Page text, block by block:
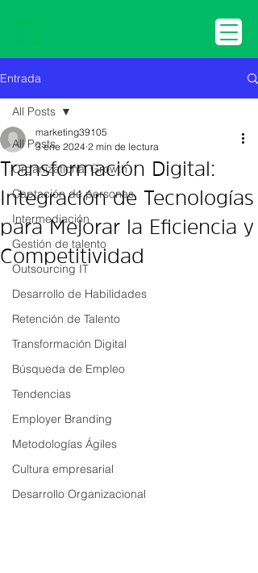
Entrada
All Posts
Organizational Growth
Captación de personas
Intermediación
Gestión de talento
Outsourcing IT
Desarrollo de Habilidades
Retención de Talento
Transformación Digital
Búsqueda de Empleo
Tendencias
Employer Branding
Metodologías Ágiles
Cultura empresarial
Desarrollo Organizacional
All Posts
Transformación Digital:
Integración de Tecnologías
para Mejorar la Eficiencia y
Competitividad
marketing39105
3 ene 2024 2 min de lectura